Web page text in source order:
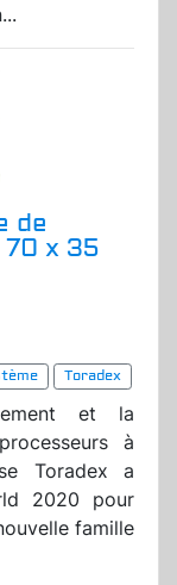
de
x 35
Toradex
et la
à
Toradex a
2020 pour
famille